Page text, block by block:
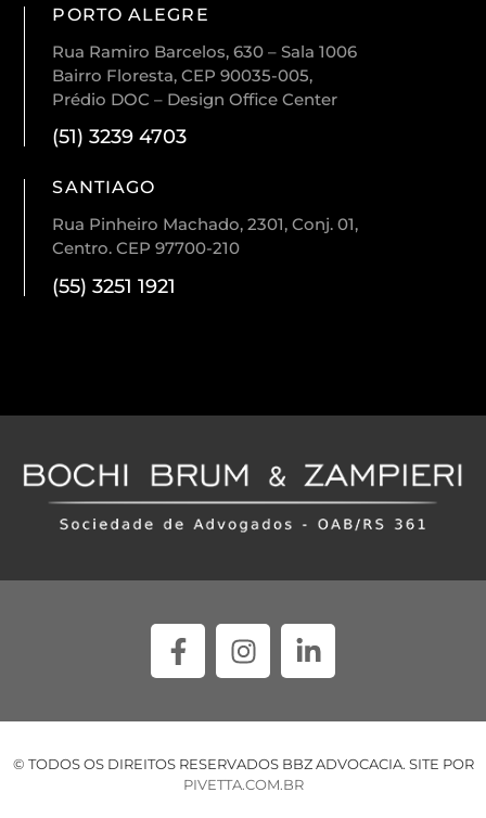
PORTO ALEGRE
Rua Ramiro Barcelos, 630 – Sala 1006
Bairro Floresta, CEP 90035-005,
Prédio DOC – Design Office Center
(51) 3239 4703
SANTIAGO
Rua Pinheiro Machado, 2301, Conj. 01,
Centro. CEP 97700-210
(55) 3251 1921
© TODOS OS DIREITOS RESERVADOS BBZ ADVOCACIA. SITE POR
PIVETTA.COM.BR